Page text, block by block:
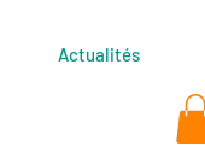
Actualités